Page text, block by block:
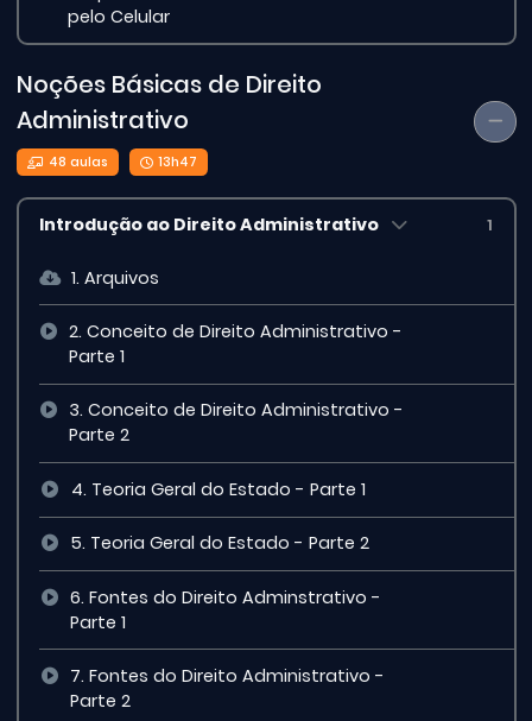
pelo Celular
Noções Básicas de Direito
Administrativo
48 aulas 13h47
Introdução ao Direito Administrativo 1
1. Arquivos
2. Conceito de Direito Administrativo -
Parte 1
3. Conceito de Direito Administrativo -
Parte 2
4. Teoria Geral do Estado - Parte 1
5. Teoria Geral do Estado - Parte 2
6. Fontes do Direito Adminstrativo -
Parte 1
7. Fontes do Direito Administrativo -
Parte 2